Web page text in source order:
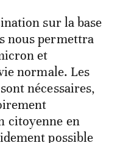
sur la base
nous permettra
et
normale. Les
nécessaires,
citoyenne en
possible